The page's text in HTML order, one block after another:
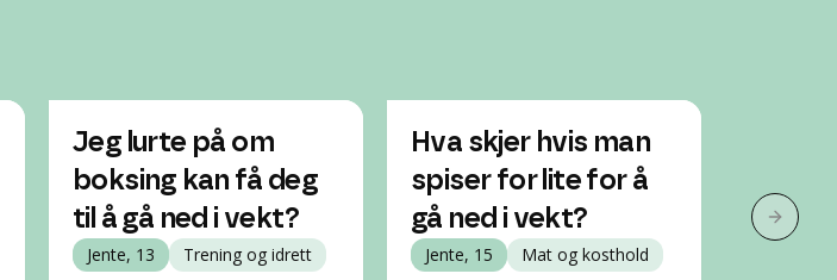
Jeg lurte på om
boksing kan få deg
til å gå ned i vekt?
Jente, 13 Trening og idrett
Hva skjer hvis man
spiser for lite for å
gå ned i vekt?
Jente, 15 Mat og kosthold
uka?Neste